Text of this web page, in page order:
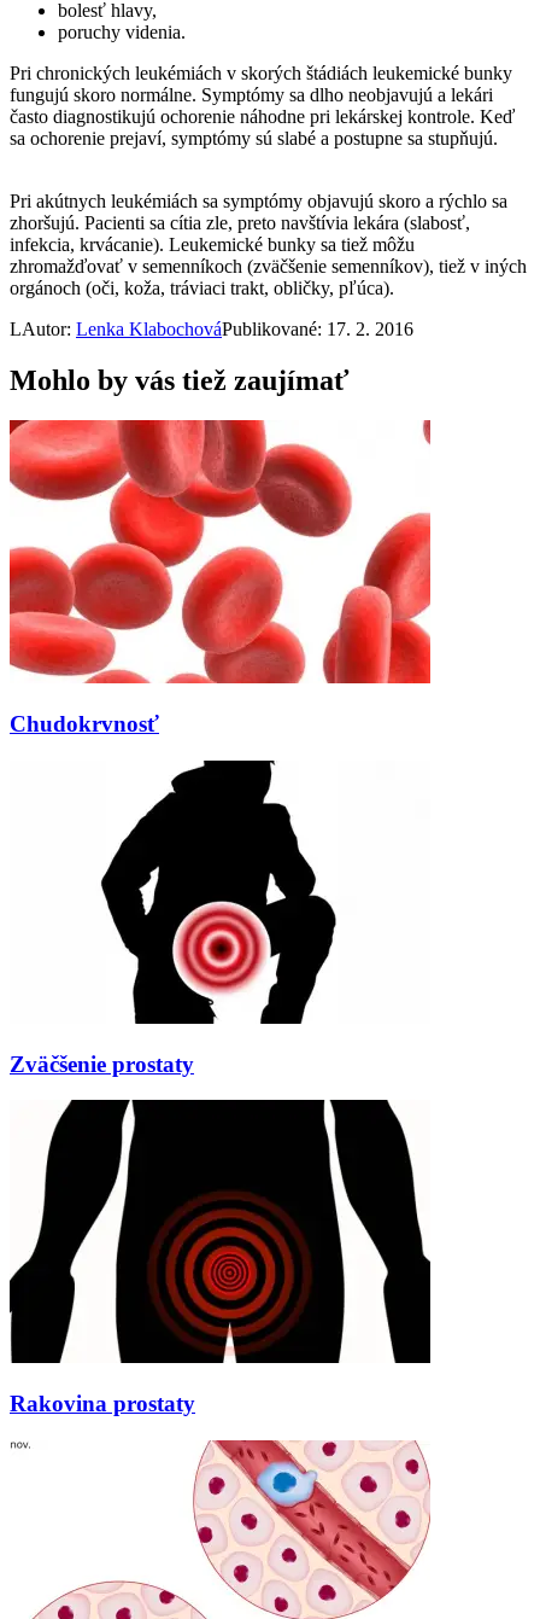
bolesť hlavy,
poruchy videnia.
Pri chronických leukémiách v skorých štádiách leukemické bunky
fungujú skoro normálne. Symptómy sa dlho neobjavujú a lekári
často diagnostikujú ochorenie náhodne pri lekárskej kontrole. Keď
sa ochorenie prejaví, symptómy sú slabé a postupne sa stupňujú.
Pri akútnych leukémiách sa symptómy objavujú skoro a rýchlo sa
zhoršujú. Pacienti sa cítia zle, preto navštívia lekára (slabosť,
infekcia, krvácanie). Leukemické bunky sa tiež môžu
zhromažďovať v semenníkoch (zväčšenie semenníkov), tiež v iných
orgánoch (oči, koža, tráviaci trakt, obličky, pľúca).
LAutor: Lenka KlabochováPublikované: 17. 2. 2016
Mohlo by vás tiež zaujímať
Chudokrvnosť
Zväčšenie prostaty
Rakovina prostaty